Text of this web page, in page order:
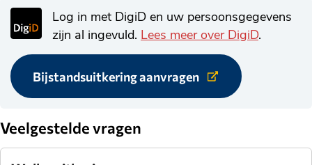
Log in met DigiD en uw persoonsgegevens
zijn al ingevuld. Lees meer over DigiD.
Bijstandsuitkering aanvragen
Link
website.
Veelgestelde vragen